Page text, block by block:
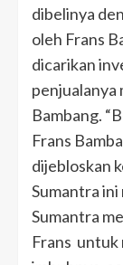
dibelinya
oleh Frans
dicarikan
penjualanya
Bambang.
Frans
dijebloskan
Sumantra ini
Sumantra
Frans untuk